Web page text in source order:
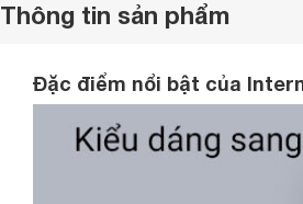
Thông tin sản phẩm
Đặc điểm nổi bật của